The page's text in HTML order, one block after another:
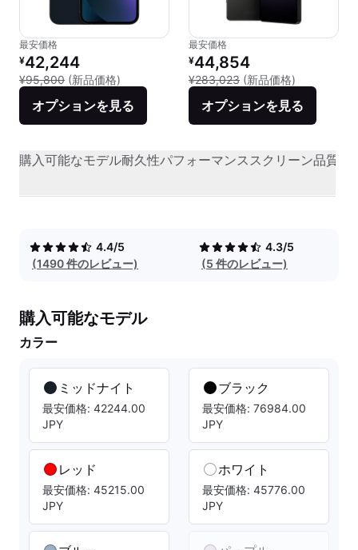
最安価格
リファービッシュ品の価格：
¥42,244
¥95,800 (新品価格) 新品との比較：¥95,800
オプションを見る
最安価格
リファービッシュ品の価格：
¥44,854
¥283,023 (新品価格)
オプションを見る
購入可能なモデル耐久性パフォーマンススクリーン品質
4.4/5
(1490 件のレビュー)
4.3/5
(5 件のレビュー)
購入可能なモデル
カラー
ミッドナイト
最安価格: 42244.00
JPY
レッド
最安価格: 45215.00
JPY
ブラック
最安価格: 76984.00
JPY
ホワイト
最安価格: 45776.00
JPY